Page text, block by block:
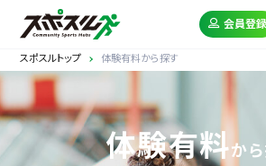
会員登録
スポスルトップ 体験有料から探す
体験有料か